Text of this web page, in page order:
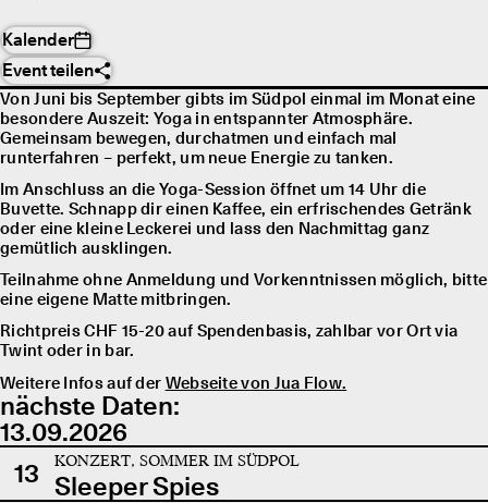
Kalender
Event teilen
Von Juni bis September gibts im Südpol einmal im Monat eine
besondere Auszeit: Yoga in entspannter Atmosphäre.
Gemeinsam bewegen, durchatmen und einfach mal
runterfahren – perfekt, um neue Energie zu tanken.
Im Anschluss an die Yoga-Session öffnet um 14 Uhr die
Buvette. Schnapp dir einen Kaffee, ein erfrischendes Getränk
oder eine kleine Leckerei und lass den Nachmittag ganz
gemütlich ausklingen.
Teilnahme ohne Anmeldung und Vorkenntnissen möglich, bitte
eine eigene Matte mitbringen.
Richtpreis CHF 15-20 auf Spendenbasis, zahlbar vor Ort via
Twint oder in bar.
Weitere Infos auf der Webseite von Jua Flow.
nächste Daten:
13.09.2026
13
KONZERT, SOMMER IM SÜDPOL
Sleeper Spies